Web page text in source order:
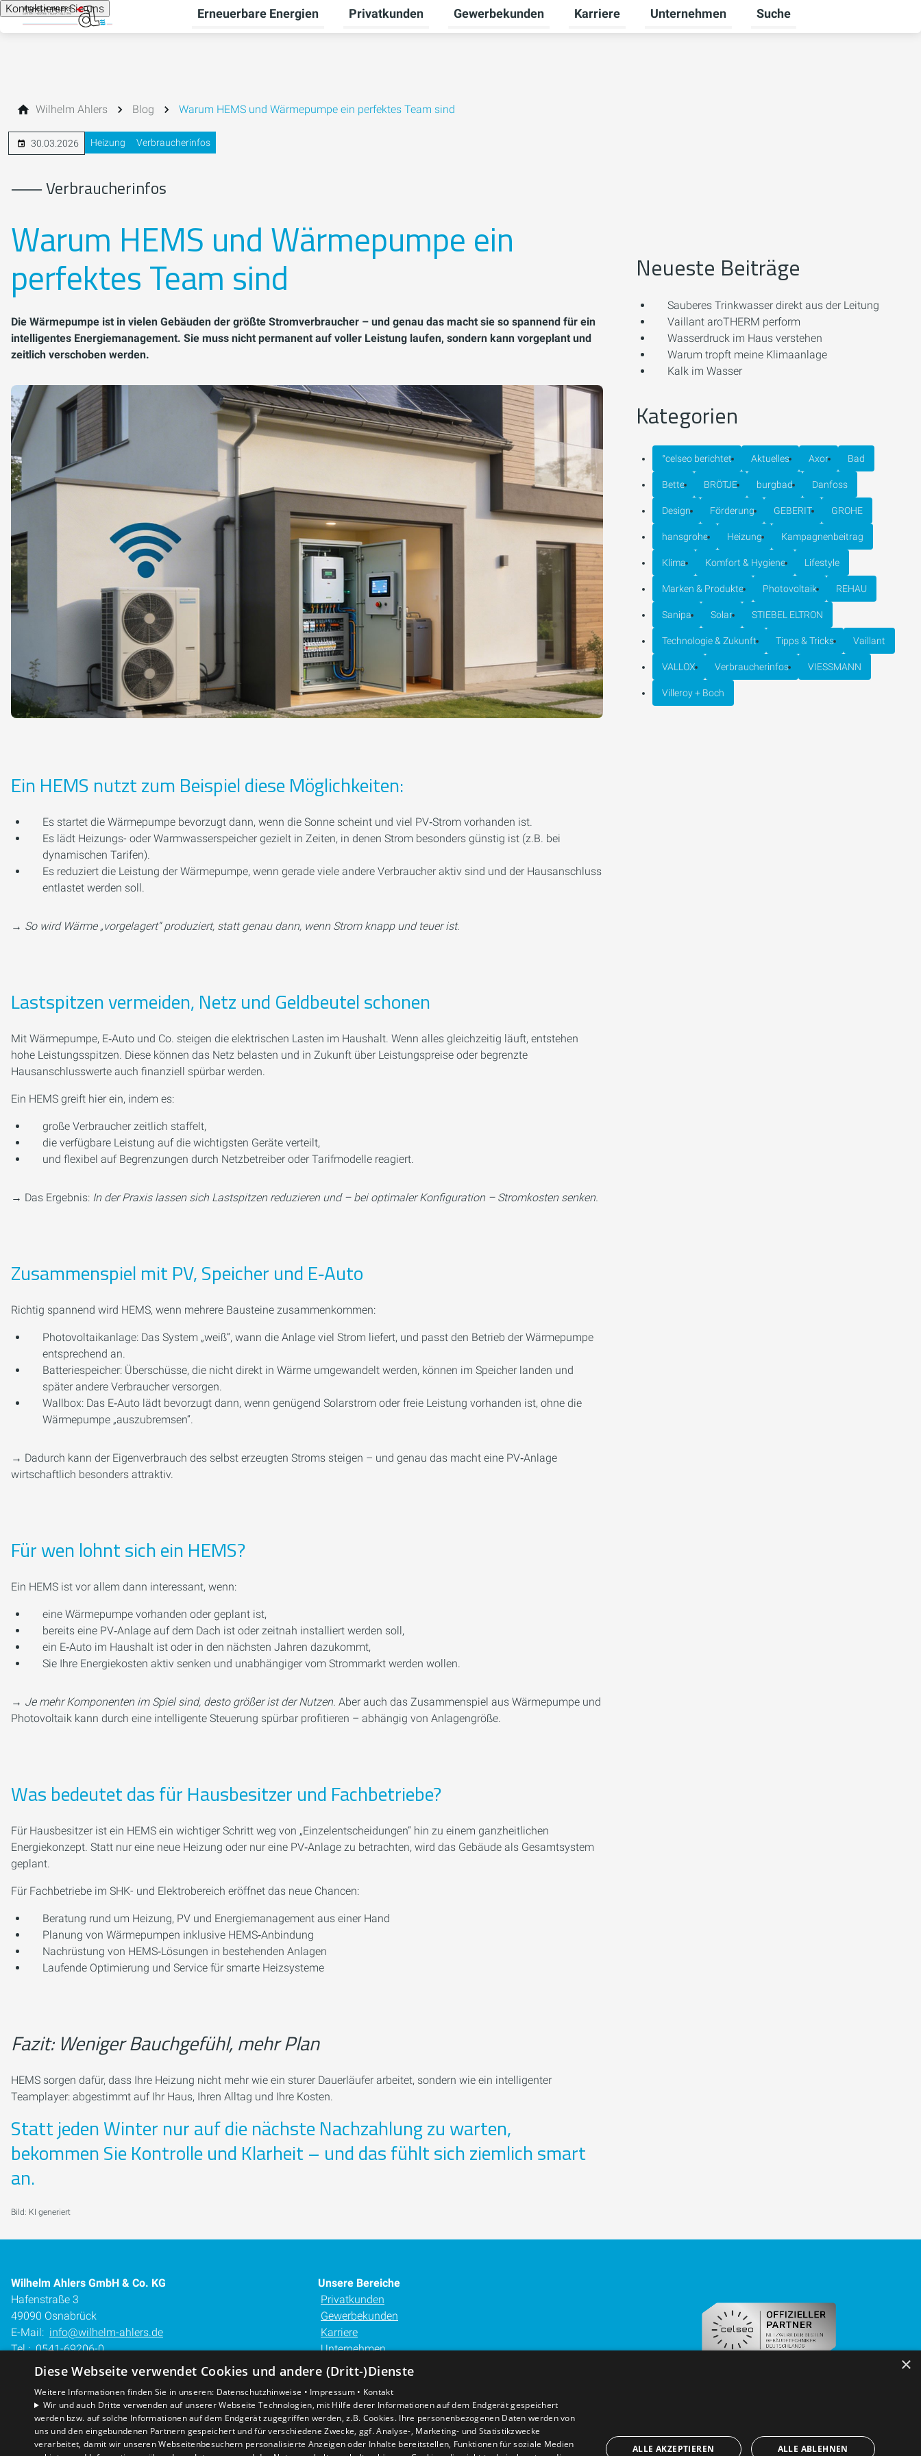
Kontaktieren Sie uns Erneuerbare Energien
Untermenü für Erneuerbare Energien umschalten
Privatkunden
Untermenü für Privatkunden umschalten
Gewerbekunden
Untermenü für Gewerbekunden umschalten
Karriere
Untermenü für Karriere umschalten
Unternehmen
Untermenü für Unternehmen
Suche
Wilhelm Ahlers Blog Warum HEMS und Wärmepumpe ein perfektes Team sind
30.03.2026 Heizung Verbraucherinfos
⸺ Verbraucherinfos
Warum HEMS und Wärmepumpe ein
perfektes Team sind
Die Wärmepumpe ist in vielen Gebäuden der größte Stromverbraucher – und genau das macht sie so spannend für ein
intelligentes Energiemanagement. Sie muss nicht permanent auf voller Leistung laufen, sondern kann vorgeplant und
zeitlich verschoben werden.
Ein HEMS nutzt zum Beispiel diese Möglichkeiten:
Es startet die Wärmepumpe bevorzugt dann, wenn die Sonne scheint und viel PV‑Strom vorhanden ist.
Es lädt Heizungs- oder Warmwasserspeicher gezielt in Zeiten, in denen Strom besonders günstig ist (z.B. bei
dynamischen Tarifen).
Es reduziert die Leistung der Wärmepumpe, wenn gerade viele andere Verbraucher aktiv sind und der Hausanschluss
entlastet werden soll.
→ So wird Wärme „vorgelagert“ produziert, statt genau dann, wenn Strom knapp und teuer ist.
Lastspitzen vermeiden, Netz und Geldbeutel schonen
Mit Wärmepumpe, E‑Auto und Co. steigen die elektrischen Lasten im Haushalt. Wenn alles gleichzeitig läuft, entstehen
hohe Leistungsspitzen. Diese können das Netz belasten und in Zukunft über Leistungspreise oder begrenzte
Hausanschlusswerte auch finanziell spürbar werden.
Ein HEMS greift hier ein, indem es:
große Verbraucher zeitlich staffelt,
die verfügbare Leistung auf die wichtigsten Geräte verteilt,
und flexibel auf Begrenzungen durch Netzbetreiber oder Tarifmodelle reagiert.
→ Das Ergebnis: In der Praxis lassen sich Lastspitzen reduzieren und – bei optimaler Konfiguration – Stromkosten senken.
Zusammenspiel mit PV, Speicher und E‑Auto
Richtig spannend wird HEMS, wenn mehrere Bausteine zusammenkommen:
Photovoltaikanlage: Das System „weiß“, wann die Anlage viel Strom liefert, und passt den Betrieb der Wärmepumpe
entsprechend an.
Batteriespeicher: Überschüsse, die nicht direkt in Wärme umgewandelt werden, können im Speicher landen und
später andere Verbraucher versorgen.
Wallbox: Das E‑Auto lädt bevorzugt dann, wenn genügend Solarstrom oder freie Leistung vorhanden ist, ohne die
Wärmepumpe „auszubremsen“.
→ Dadurch kann der Eigenverbrauch des selbst erzeugten Stroms steigen – und genau das macht eine PV‑Anlage
wirtschaftlich besonders attraktiv.
Für wen lohnt sich ein HEMS?
Ein HEMS ist vor allem dann interessant, wenn:
eine Wärmepumpe vorhanden oder geplant ist,
bereits eine PV‑Anlage auf dem Dach ist oder zeitnah installiert werden soll,
ein E‑Auto im Haushalt ist oder in den nächsten Jahren dazukommt,
Sie Ihre Energiekosten aktiv senken und unabhängiger vom Strommarkt werden wollen.
→ Je mehr Komponenten im Spiel sind, desto größer ist der Nutzen. Aber auch das Zusammenspiel aus Wärmepumpe und
Photovoltaik kann durch eine intelligente Steuerung spürbar profitieren – abhängig von Anlagengröße.
Was bedeutet das für Hausbesitzer und Fachbetriebe?
Für Hausbesitzer ist ein HEMS ein wichtiger Schritt weg von „Einzelentscheidungen“ hin zu einem ganzheitlichen
Energiekonzept. Statt nur eine neue Heizung oder nur eine PV‑Anlage zu betrachten, wird das Gebäude als Gesamtsystem
geplant.
Für Fachbetriebe im SHK- und Elektrobereich eröffnet das neue Chancen:
Beratung rund um Heizung, PV und Energiemanagement aus einer Hand
Planung von Wärmepumpen inklusive HEMS‑Anbindung
Nachrüstung von HEMS‑Lösungen in bestehenden Anlagen
Laufende Optimierung und Service für smarte Heizsysteme
Fazit: Weniger Bauchgefühl, mehr Plan
HEMS sorgen dafür, dass Ihre Heizung nicht mehr wie ein sturer Dauerläufer arbeitet, sondern wie ein intelligenter
Teamplayer: abgestimmt auf Ihr Haus, Ihren Alltag und Ihre Kosten.
Statt jeden Winter nur auf die nächste Nachzahlung zu warten,
bekommen Sie Kontrolle und Klarheit – und das fühlt sich ziemlich smart
an.
Bild: KI generiert
Neueste Beiträge
Sauberes Trinkwasser direkt aus der Leitung
Vaillant aroTHERM perform
Wasserdruck im Haus verstehen
Warum tropft meine Klimaanlage
Kalk im Wasser
Kategorien
°celseo berichtet Aktuelles Axor Bad
Bette BRÖTJE burgbad Danfoss
Design Förderung GEBERIT GROHE
hansgrohe Heizung Kampagnenbeitrag
Klima Komfort & Hygiene Lifestyle
Marken & Produkte Photovoltaik REHAU
Sanipa Solar STIEBEL ELTRON
Technologie & Zukunft Tipps & Tricks Vaillant
VALLOX Verbraucherinfos VIESSMANN
Villeroy + Boch
Wilhelm Ahlers GmbH & Co. KG
Hafenstraße 3
49090 Osnabrück
E-Mail: info@wilhelm-ahlers.de
Tel.: 0541-69206-0
Impressum
Barrierefreiheitserklärung
Datenschutzerklärung
AGB
Unsere Bereiche
Privatkunden
Gewerbekunden
Karriere
Unternehmen
Kontakt
×
Diese Webseite verwendet Cookies und andere (Dritt-)Dienste
Weitere Informationen finden Sie in unseren: Datenschutzhinweise • Impressum • Kontakt
Wir und auch Dritte verwenden auf unserer Webseite Technologien, mit Hilfe derer Informationen auf dem Endgerät gespeichert
werden bzw. auf solche Informationen auf dem Endgerät zugegriffen werden, z.B. Cookies. Ihre personenbezogenen Daten werden von
uns und den eingebundenen Partnern gespeichert und für verschiedene Zwecke, ggf. Analyse-, Marketing- und Statistikzwecke
verarbeitet, damit wir unseren Webseitenbesuchern personalisierte Anzeigen oder Inhalte bereitstellen, Funktionen für soziale Medien
ALLE AKZEPTIEREN ALLE ABLEHNEN